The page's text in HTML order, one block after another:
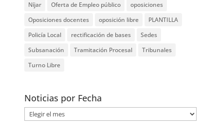
Níjar
Oferta de Empleo público
oposiciones
Oposiciones docentes
oposición libre
PLANTILLA
Policía Local
rectificación de bases
Sedes
Subsanación
Tramitación Procesal
Tribunales
Turno Libre
Noticias por Fecha
Noticias
por